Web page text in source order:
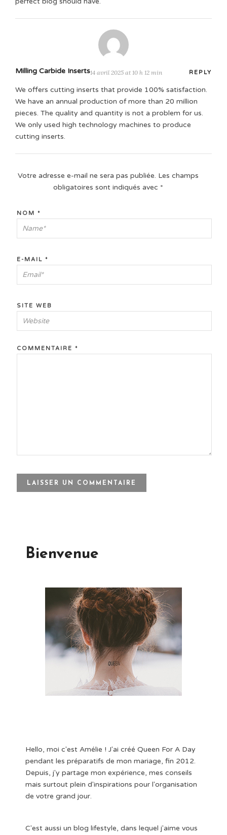
Milling Carbide Inserts14 avril 2025 at 10 h 12 min REPLY
We offers cutting inserts that provide 100% satisfaction.
We have an annual production of more than 20 million
pieces. The quality and quantity is not a problem for us.
We only used high technology machines to produce
cutting inserts.
Votre adresse e-mail ne sera pas publiée. Les champs
obligatoires sont indiqués avec *
NOM *
E-MAIL *
SITE WEB
COMMENTAIRE *
Bienvenue
Hello, moi c'est Amélie ! J'ai créé Queen For A Day
pendant les préparatifs de mon mariage, fin 2012.
Depuis, j'y partage mon expérience, mes conseils
mais surtout plein d'inspirations pour l'organisation
de votre grand jour.
C'est aussi un blog lifestyle, dans lequel j'aime vous